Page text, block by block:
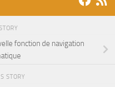
fonction de navigation
STORY